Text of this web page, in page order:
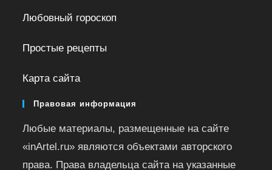
Любовный гороскоп
Простые рецепты
Карта сайта
Правовая информация
Любые материалы, размещенные на сайте
«inArtel.ru» являются объектами авторского
права. Права владельца сайта на указанные